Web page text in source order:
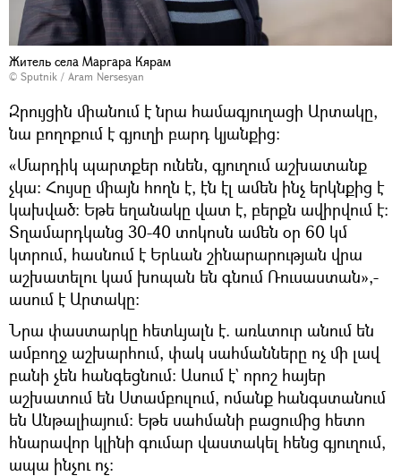
Житель села Маргара Кярам
© Sputnik / Aram Nersesyan
Զրույցին միանում է նրա համագյուղացի Արտակը,
նա բողոքում է գյուղի բարդ կյանքից։
«Մարդիկ պարտքեր ունեն, գյուղում աշխատանք
չկա։ Հույսը միայն հողն է, էն էլ ամեն ինչ երկնքից է
կախված: Եթե եղանակը վատ է, բերքն ավիրվում է։
Տղամարդկանց 30-40 տոկոսն ամեն օր 60 կմ
կտրում, հասնում է Երևան շինարարության վրա
աշխատելու կամ խոպան են գնում Ռուսաստան»,-
ասում է Արտակը։
Նրա փաստարկը հետևյալն է. առևտուր անում են
ամբողջ աշխարհում, փակ սահմանները ոչ մի լավ
բանի չեն հանգեցնում։ Ասում է` որոշ հայեր
աշխատում են Ստամբուլում, ոմանք հանգստանում
են Անթալիայում։ Եթե սահմանի բացումից հետո
հնարավոր կլինի գումար վաստակել հենց գյուղում,
ապա ինչու ոչ։